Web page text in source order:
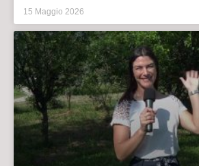
15 Maggio 2026